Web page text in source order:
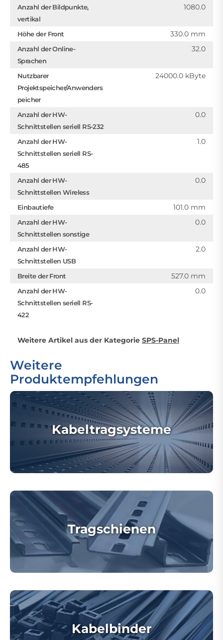
Anzahl der Bildpunkte,
vertikal
1080.0
Höhe der Front 330.0 mm
Anzahl der Online-
Sprachen
32.0
Nutzbarer
Projektspeicher/Anwenders
peicher
24000.0 kByte
Anzahl der HW-
Schnittstellen seriell RS-232
0.0
Anzahl der HW-
Schnittstellen seriell RS-
485
1.0
Anzahl der HW-
Schnittstellen Wireless
0.0
Einbautiefe 101.0 mm
Anzahl der HW-
Schnittstellen sonstige
0.0
Anzahl der HW-
Schnittstellen USB
2.0
Breite der Front 527.0 mm
Anzahl der HW-
Schnittstellen seriell RS-
422
0.0
Weitere Artikel aus der Kategorie SPS-Panel
Weitere
Produktempfehlungen
Kabeltragsysteme
Tragschienen
Kabelbinder